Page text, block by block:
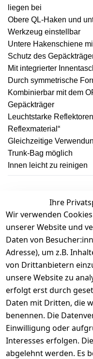
liegen bei
Obere QL-Haken und
Werkzeug einstellbar
Untere Hakenschiene
Schutz des
Mit integrierter
Durch symmetrische
Kombinierbar mit dem
Gepäckträger
Leuchtstarke
Reflexmaterial“
Gleichzeitige
Trunk-Bag möglich
Innen leicht zu reinigen
5
4
3
2
1
Ihre
Wir verwenden
unserer Website und
Daten von
Adresse), um z.B.
von Drittanbietern
unsere Website zu
erfolgt erst durch
Daten mit Dritten, die
benennen. Die
Einwilligung oder
Interesses erfolgen.
abgelehnt werden. Es